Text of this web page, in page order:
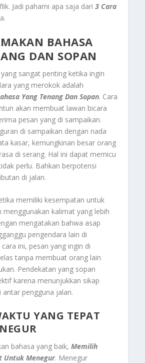
Jadi pahami apa saja dari3 Cara
BAHASA
DAN SOPAN
sangat penting ketika ingin
yang merokok adalah
Yang Tenang DanSopan. Cara
akan membuat lawan bicara
pesan yang di sampaikan.
di sampaikan dengan nada
kasar, kemungkinan besar orang
di serang. Hal ini dapat memicu
perlu. Bahkan berpotensi
di jalan.
memiliki kesempatan untuk
menggunakan kalimat yang lebih
mengatakan bahwa asap
pengendara lain di
ini, pesan yang ingin di
tanpa membuat orang lain
Pendekatan yang sopan
karena menunjukkan sikap
antar pengguna jalan.
YANG TEPAT
bahasa yang baik,Memilih
Untuk Menegur. Menegur